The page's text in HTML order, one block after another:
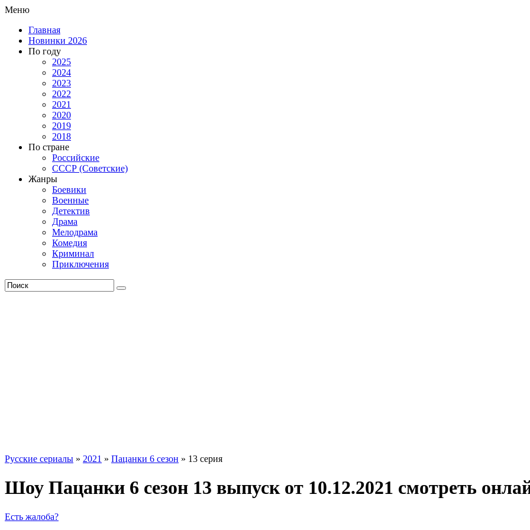
Меню
Главная
Новинки 2026
По году
2025
2024
2023
2022
2021
2020
2019
2018
По стране
Российские
СССР (Советские)
Жанры
Боевики
Военные
Детектив
Драма
Мелодрама
Комедия
Криминал
Приключения
Русские сериалы » 2021 » Пацанки 6 сезон » 13 серия
Шоу Пацанки 6 сезон 13 выпуск от 10.12.2021 смотреть
Есть жалоба?